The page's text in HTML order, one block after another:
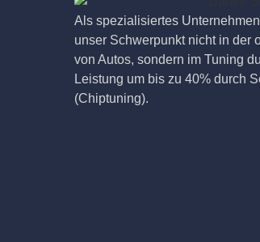
Als spezialisiertes
unser Schwerpunkt nicht in der
von Autos, sondern im Tuning
Leistung um bis zu 40% durch
(Chiptuning).